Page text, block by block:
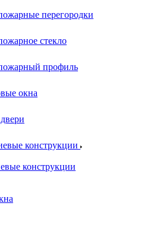
перегородки
стекло
профиль
окна
конструкции
конструкции